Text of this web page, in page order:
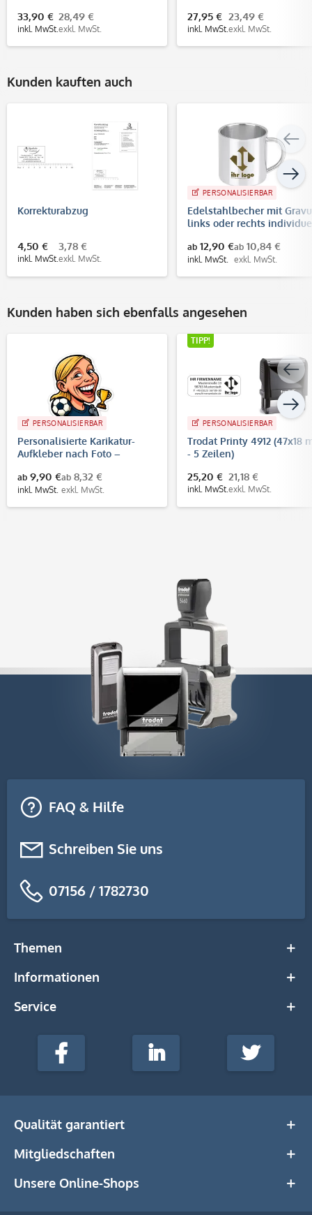
33,90 €
inkl. MwSt.
28,49 €
exkl. MwSt.
27,95 €
inkl. MwSt.
23,49 €
exkl. MwSt.
Kunden kauften auch
Korrekturabzug
4,50 €
inkl. MwSt.
3,78 €
exkl. MwSt.
PERSONALISIERBAR
Edelstahlbecher mit
links oder rechts
ab 12,90 €
inkl. MwSt.
ab 10,84 €
exkl. MwSt.
Kunden haben sich ebenfalls angesehen
PERSONALISIERBAR
Personalisierte Karikatur-
Aufkleber nach Foto –
Fußball Design
ab 9,90 €
inkl. MwSt.
ab 8,32 €
exkl. MwSt.
TIPP!
PERSONALISIERBAR
Trodat Printy 4912 (47x18
- 5 Zeilen)
25,20 €
inkl. MwSt.
21,18 €
exkl. MwSt.
FAQ & Hilfe
Schreiben Sie uns
07156 / 1782730
Themen
Informationen
Service
stempel-
Media
Facebook LinkedIn Twitter
Qualität garantiert
Mitgliedschaften
Unsere Online-Shops